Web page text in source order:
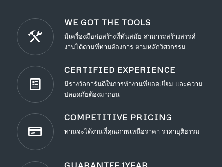
WE GOT THE TOOLS
มีเครื่องมือก่อสร้างที่ทันสมัย สามารถสร้างสรรค์
งานได้ตามที่ท่านต้องการ ตามหลักวิศวกรรม
CERTIFIED EXPERIENCE
มีรางวัลการันตีในการทำงานที่ยอดเยี่ยม และความ
ปลอดภัยต้องมาก่อน
COMPETITIVE PRICING
ท่านจะได้งานที่คุณภาพเหนือราคา ราคายุติธรรม